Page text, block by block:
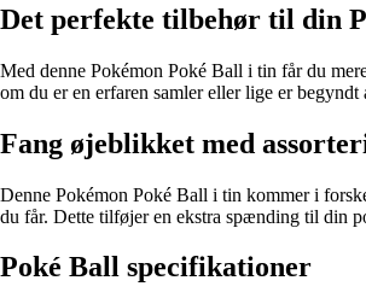
Det perfekte tilbehør til din
Med denne Pokémon Poké Ball i tin får du
om du er en erfaren samler eller lige er
Fang øjeblikket med
Denne Pokémon Poké Ball i tin kommer i
du får. Dette tilføjer en ekstra spænding til din
Poké Ball specifikationer